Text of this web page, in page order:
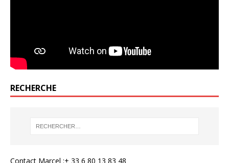
RECHERCHE
Contact Marcel :+ 33 6 80 13 83 48